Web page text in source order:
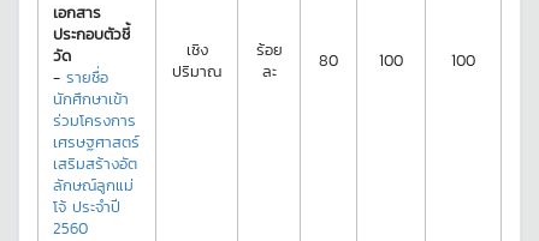
เอกสาร
ประกอบตัวชี้
วัด
- รายชื่อ
นักศึกษาเข้า
ร่วมโครงการ
เศรษฐศาสตร์
เสริมสร้างอัต
ลักษณ์ลูกแม่
โจ้ ประจำปี
2560
เชิง
ปริมาณ
ร้อย
ละ
80 100 100